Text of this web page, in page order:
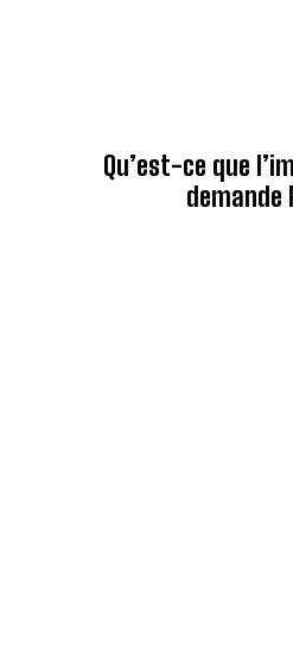
Qu’est-ce que
demande